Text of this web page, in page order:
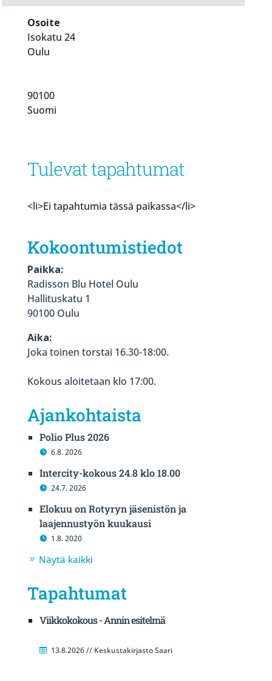
Osoite
Isokatu 24
Oulu
90100
Suomi
Tulevat tapahtumat
<li>Ei tapahtumia tässä paikassa</li>
Kokoontumistiedot
Paikka:
Radisson Blu Hotel Oulu
Hallituskatu 1
90100 Oulu
Aika:
Joka toinen torstai 16.30-18:00.
Kokous aloitetaan klo 17:00.
Ajankohtaista
Polio Plus 2026
6.8. 2026
Intercity-kokous 24.8 klo 18.00
24.7. 2026
Elokuu on Rotyryn jäsenistön ja
laajennustyön kuukausi
1.8. 2020
Näytä kaikki
Tapahtumat
Viikkokokous - Annin esitelmä
13.8.2026 // Keskustakirjasto Saari